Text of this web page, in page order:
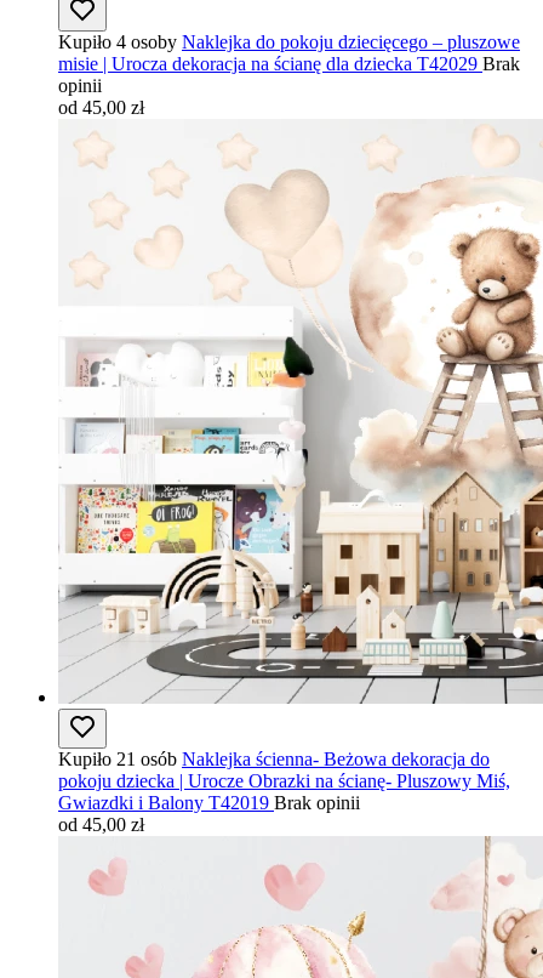
Kupiło 4 osoby Naklejka do pokoju dziecięcego – pluszowe
misie | Urocza dekoracja na ścianę dla dziecka T42029 Brak
opinii
od 45,00 zł
Kupiło 21 osób Naklejka ścienna- Beżowa dekoracja do
pokoju dziecka | Urocze Obrazki na ścianę- Pluszowy Miś,
Gwiazdki i Balony T42019 Brak opinii
od 45,00 zł